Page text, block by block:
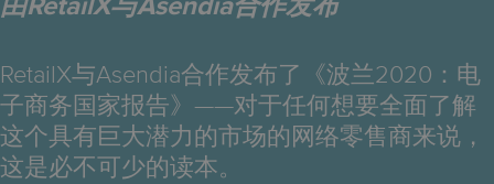
由RetailX与Asendia合作发布
RetailX与Asendia合作发布了《波兰2020：电
子商务国家报告》——对于任何想要全面了解
这个具有巨大潜力的市场的网络零售商来说，
这是必不可少的读本。